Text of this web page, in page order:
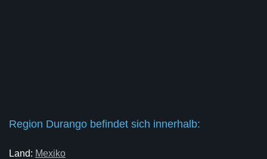
Region Durango befindet sich innerhalb:
Land: Mexiko